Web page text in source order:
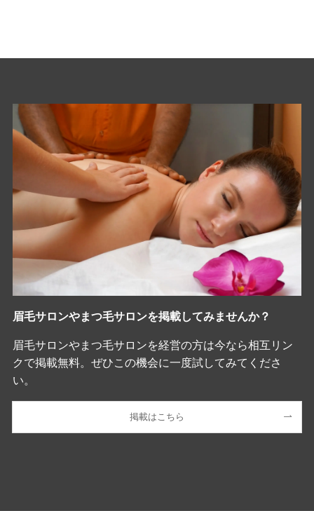
眉毛サロンやまつ毛サロンを掲載してみませんか？
眉毛サロンやまつ毛サロンを経営の方は今なら相互リン
クで掲載無料。ぜひこの機会に一度試してみてくださ
い。
掲載はこちら